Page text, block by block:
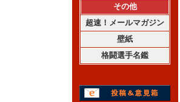
その他
超速！メールマガジン
壁紙
格闘選手名鑑